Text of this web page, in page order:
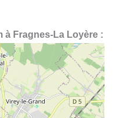
à Fragnes-La Loyère :